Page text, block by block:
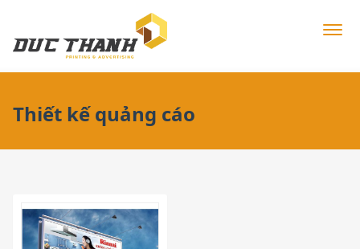
Thiết kế quảng cáo